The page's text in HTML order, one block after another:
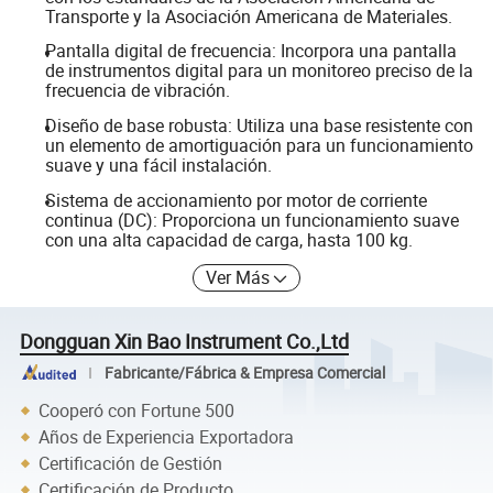
Transporte y la Asociación Americana de Materiales.
Pantalla digital de frecuencia: Incorpora una pantalla
de instrumentos digital para un monitoreo preciso de la
frecuencia de vibración.
Diseño de base robusta: Utiliza una base resistente con
un elemento de amortiguación para un funcionamiento
suave y una fácil instalación.
Sistema de accionamiento por motor de corriente
continua (DC): Proporciona un funcionamiento suave
con una alta capacidad de carga, hasta 100 kg.
Ver Más
Dongguan Xin Bao Instrument Co.,Ltd
Fabricante/Fábrica & Empresa Comercial
Cooperó con Fortune 500
Años de Experiencia Exportadora
Certificación de Gestión